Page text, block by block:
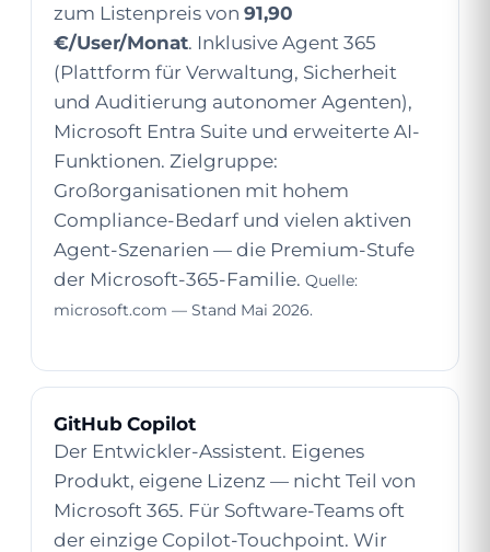
zum Listenpreis von 91,90
€/User/Monat. Inklusive Agent 365
(Plattform für Verwaltung, Sicherheit
und Auditierung autonomer Agenten),
Microsoft Entra Suite und erweiterte AI-
Funktionen. Zielgruppe:
Großorganisationen mit hohem
Compliance-Bedarf und vielen aktiven
Agent-Szenarien — die Premium-Stufe
der Microsoft-365-Familie. Quelle:
microsoft.com — Stand Mai 2026.
GitHub Copilot
Der Entwickler-Assistent. Eigenes
Produkt, eigene Lizenz — nicht Teil von
Microsoft 365. Für Software-Teams oft
der einzige Copilot-Touchpoint. Wir